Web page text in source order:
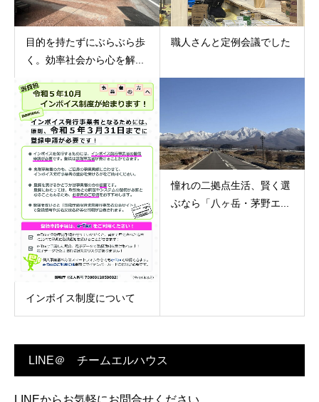
目的を持たずにぶらぶら歩
く。効率社会から心を解...
職人さんと定例会議でした
インボイス制度について
憧れの二拠点生活、賢く選
ぶなら「八ヶ岳・茅野エ...
LINE＠ チームエルハウス
LINEからお気軽にお問合せください。